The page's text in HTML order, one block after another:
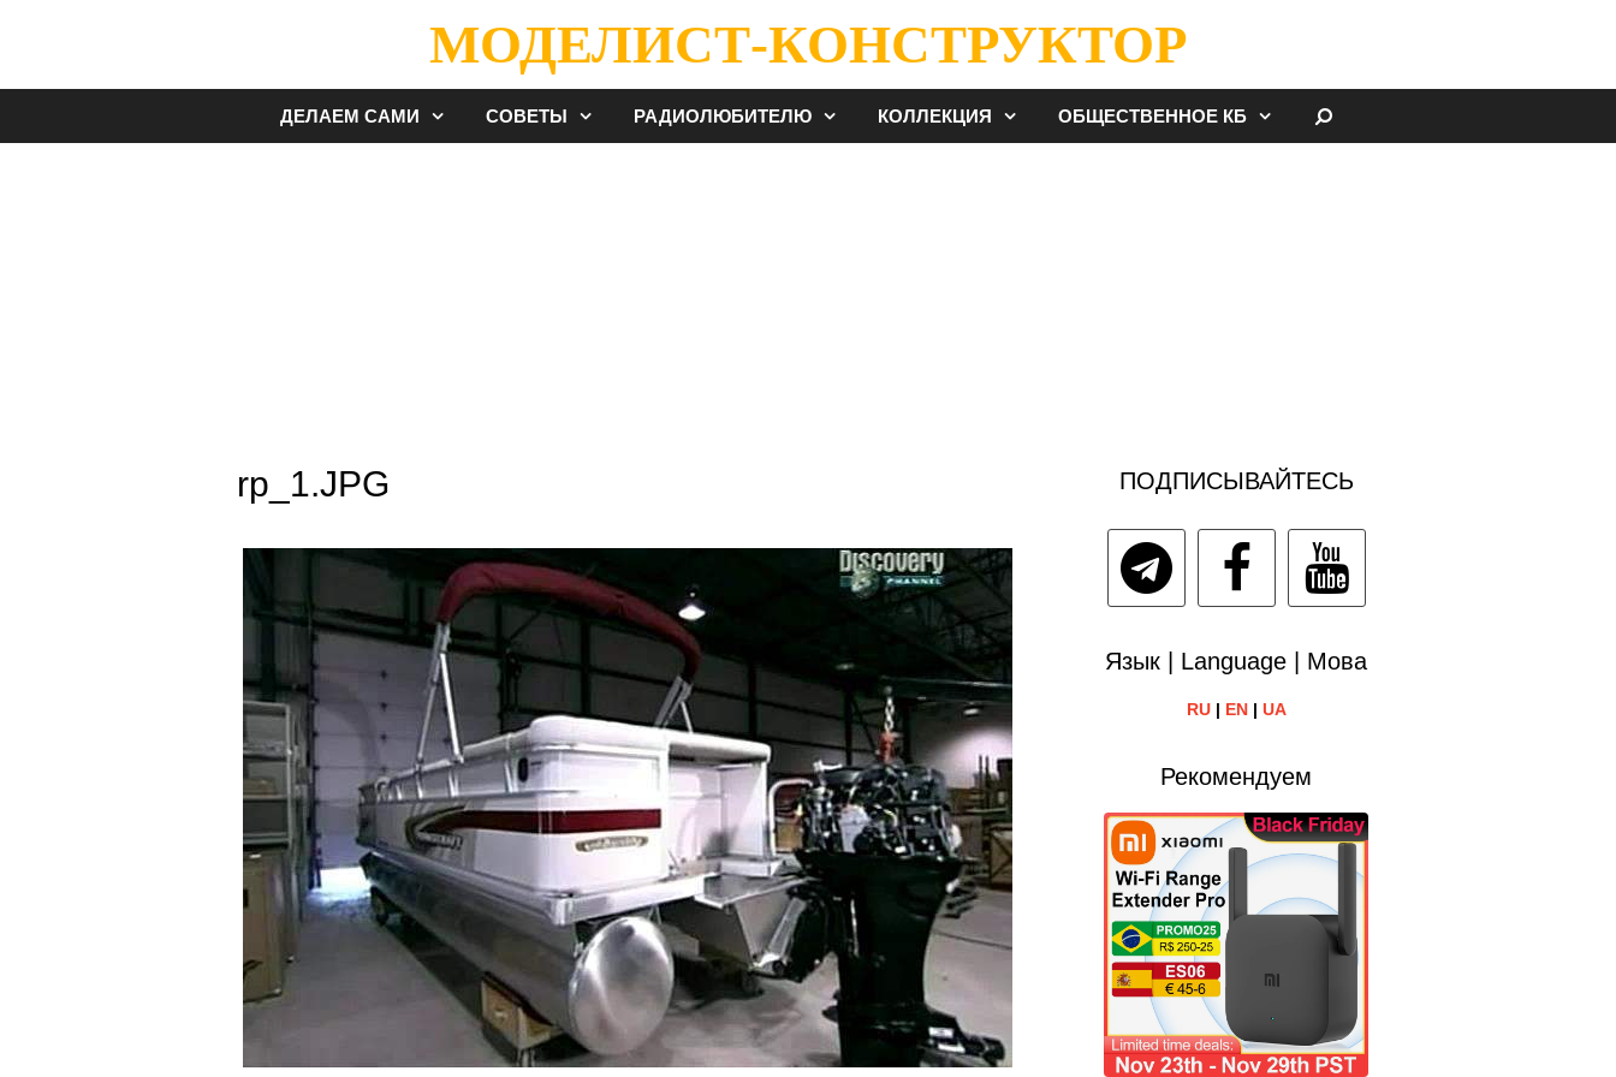
МОДЕЛИСТ-КОНСТРУКТОР
ДЕЛАЕМ САМИ СОВЕТЫ РАДИОЛЮБИТЕЛЮ КОЛЛЕКЦИЯ ОБЩЕСТВЕННОЕ КБ
rp_1.JPG ПОДПИСЫВАЙТЕСЬ
Язык | Language | Мова
RU| EN| UA
Рекомендуем